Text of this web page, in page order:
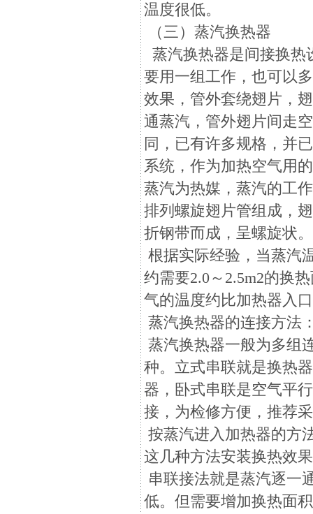
温度很低。
（三）蒸汽换热器
蒸汽换热器是间接换热
要用一组工作，也可以
效果，管外套绕翅片，
通蒸汽，管外翅片间走
同，已有许多规格，并
系统，作为加热空气用
蒸汽为热媒，蒸汽的工
排列螺旋翅片管组成，
折钢带而成，呈螺旋状。
根据实际经验，当蒸汽
约需要2.0～2.5m2的换
气的温度约比加热器入
蒸汽换热器的连接方法
蒸汽换热器一般为多组
种。立式串联就是换热
器，卧式串联是空气平
接，为检修方便，推荐
按蒸汽进入加热器的
这几种方法安装换热效
串联接法就是蒸汽逐一
低。但需要增加换热面